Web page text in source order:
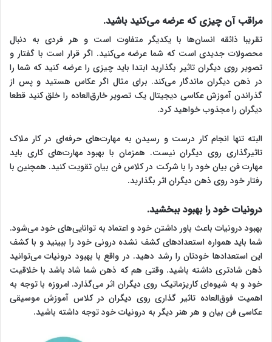
مراقب آن‌ چیزی ‌که عرضه ‌می‌کنید باشید.
تقریبا ذائقه انسان‌ها با یکدیگر متفاوت است و هر فردی به دنبال
محصولات جدیدی است که شما عرضه می‌کنید. اگر قرار است با گفتار و
تصویر روی دیگران تاثیر بگذارید ابتدا باید چیزی را عرضه کنید که شما را
در ذهن دیگران ماندگار می‌کند. برای مثال اگر عکاس هستید و پس از
گذراندن آموزش عکاسی دیجیتال یک تصویر خارق‌العاده را خلق کنید قطعا
دیگران را مجذوب خواهید کرد.
البته تنها انجام کار درست و رسیدن به مهارت‌های حرفه‌ای در کار ملاک
تاثیرگذاری روی دیگران نیست. همزمان با بهبود مهارت‌های کاری باید
مهارت فن بیان خود را با شرکت در کلاس فن بیان تقویت کنید. همچنین با
رفتار خود روی ذهن دیگران اثر بگذارید.
درونیات خود را بهبود ببخشید.
بهبود درونیات باعث باور داشتن خود و اعتماد به توانایی‌های خود می‌شود.
شما باید همواره استعدادهای کشف نشده درونی خود را ببینید و با کشف
این استعدادها خودتان را رشد دهید. در واقع با بهبود درونیات می‌توانید
ذهن شادتری داشته باشید. وقتی هم ‌که ذهن شما شاد باشد با خلاقیت
خود و به شیوه‌ای کاریزماتیک روی دیگران اثر می‌گذارد. امروزه با توجه به
اهمیت فوق‌العاده تاثیر گذاری روی دیگران در کلاس آموزش موسیقی
عکاسی فن بیان و هر هنر دیگر به درونیات خود توجه داشته باشید.